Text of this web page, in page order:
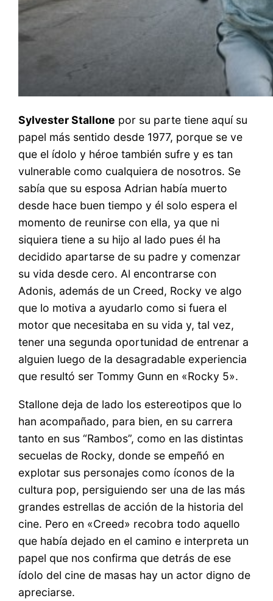
Sylvester Stallone por su parte tiene aquí su
papel más sentido desde 1977, porque se ve
que el ídolo y héroe también sufre y es tan
vulnerable como cualquiera de nosotros. Se
sabía que su esposa Adrian había muerto
desde hace buen tiempo y él solo espera el
momento de reunirse con ella, ya que ni
siquiera tiene a su hijo al lado pues él ha
decidido apartarse de su padre y comenzar
su vida desde cero. Al encontrarse con
Adonis, además de un Creed, Rocky ve algo
que lo motiva a ayudarlo como si fuera el
motor que necesitaba en su vida y, tal vez,
tener una segunda oportunidad de entrenar a
alguien luego de la desagradable experiencia
que resultó ser Tommy Gunn en «Rocky 5».
Stallone deja de lado los estereotipos que lo
han acompañado, para bien, en su carrera
tanto en sus “Rambos”, como en las distintas
secuelas de Rocky, donde se empeñó en
explotar sus personajes como íconos de la
cultura pop, persiguiendo ser una de las más
grandes estrellas de acción de la historia del
cine. Pero en «Creed» recobra todo aquello
que había dejado en el camino e interpreta un
papel que nos confirma que detrás de ese
ídolo del cine de masas hay un actor digno de
apreciarse.